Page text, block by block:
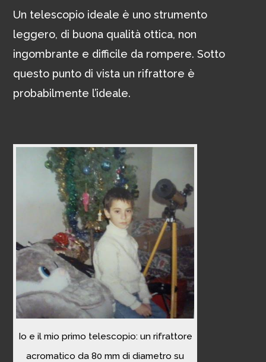
Un telescopio ideale è uno strumento
leggero, di buona qualità ottica, non
ingombrante e difficile da rompere. Sotto
questo punto di vista un rifrattore è
probabilmente l’ideale.
Io e il mio primo telescopio: un rifrattore
acromatico da 80 mm di diametro su